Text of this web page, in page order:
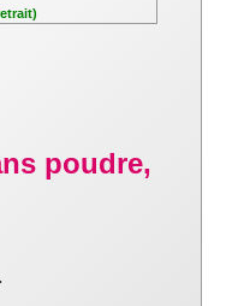
poudre,